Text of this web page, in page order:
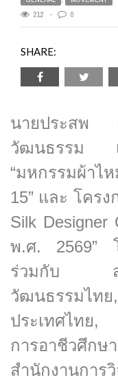
212
0
SHARE:
นายประสพ
วัฒนธรรม เ
“มหกรรมผ้าไ
15” และ โคร
Silk Designer
พ.ศ. 2569”
ร่วมกับ สมา
วัฒนธรรมไ
ประเทศไทย,
การอาชีวศึก
สำนักงานการ